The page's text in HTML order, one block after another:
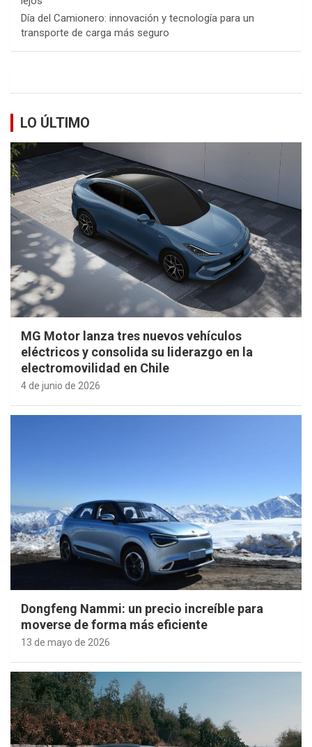
Día del Camionero: innovación y tecnología para un
transporte de carga más seguro
LO ÚLTIMO
MG Motor lanza tres nuevos vehículos
eléctricos y consolida su liderazgo en la
electromovilidad en Chile
4 de junio de 2026
Dongfeng Nammi: un precio increíble para
moverse de forma más eficiente
13 de mayo de 2026